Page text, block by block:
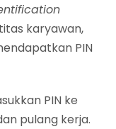
karyawan,
PIN
PIN ke
pulang kerja.